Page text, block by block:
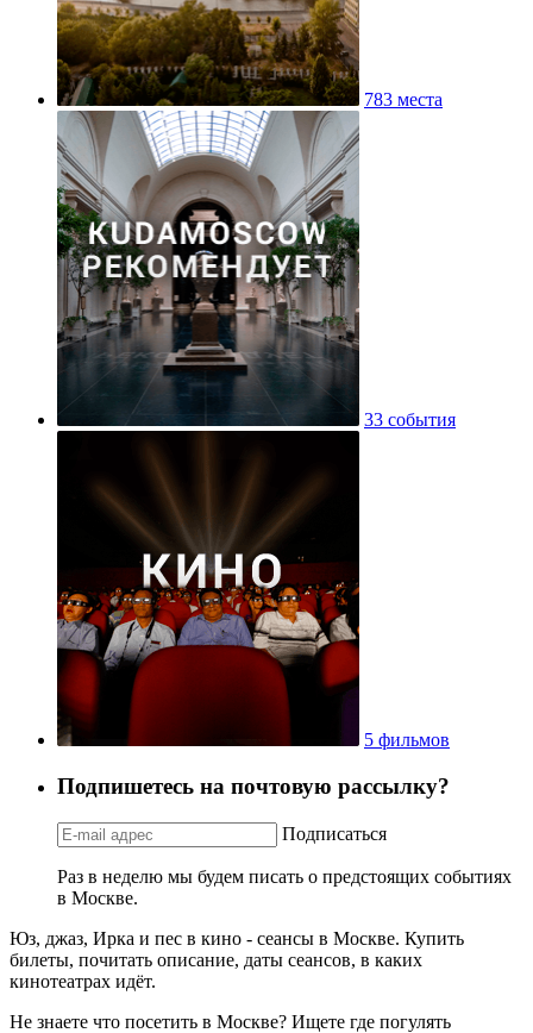
783 места
33 события
5 фильмов
Подпишетесь на почтовую рассылку?
Подписаться
Раз в неделю мы будем писать о предстоящих событиях
в Москве.
Юз, джаз, Ирка и пес в кино - сеансы в Москве. Купить
билеты, почитать описание, даты сеансов, в каких
кинотеатрах идёт.
Не знаете что посетить в Москве? Ищете где погулять